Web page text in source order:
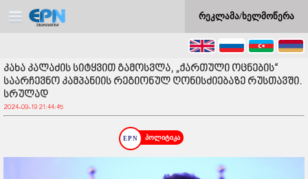
რეკლამა/ხელმოწერა
კახა კალაძის სიტყვით გამოსვლა, „ქართული ოცნების“
საარჩევნო კამპანიის რეგიონულ ღონისძიებაზე რუსთავში.
სრულად
2024-09-19 21:44:45
პოლიტიკა